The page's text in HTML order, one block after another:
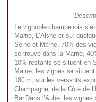
Le vignoble champenois
Marne, L’Aisne et sur
Seine-et-Marne. 70% des
se trouve dans la Marne,
10% restants se situent en
Marne, les vignes se
180 m, sur les versants
Champagne, de la Côte de
Bar.Dans l’Aube, les